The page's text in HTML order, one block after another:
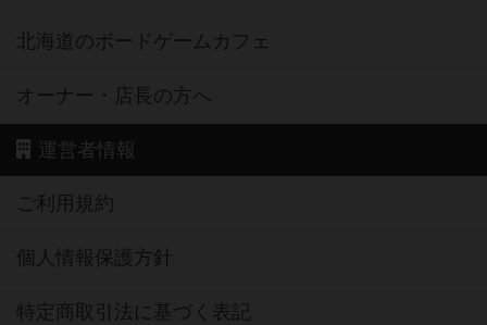
北海道のボードゲームカフェ
オーナー・店長の方へ
運営者情報
ご利用規約
個人情報保護方針
特定商取引法に基づく表記